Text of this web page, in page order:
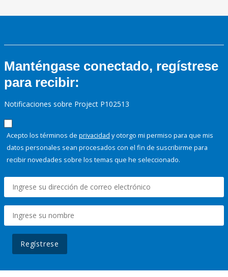
Manténgase conectado, regístrese
para recibir:
Notificaciones sobre Project P102513
Acepto los términos de privacidad y otorgo mi permiso para que mis
datos personales sean procesados con el fin de suscribirme para
recibir novedades sobre los temas que he seleccionado.
Regístrese